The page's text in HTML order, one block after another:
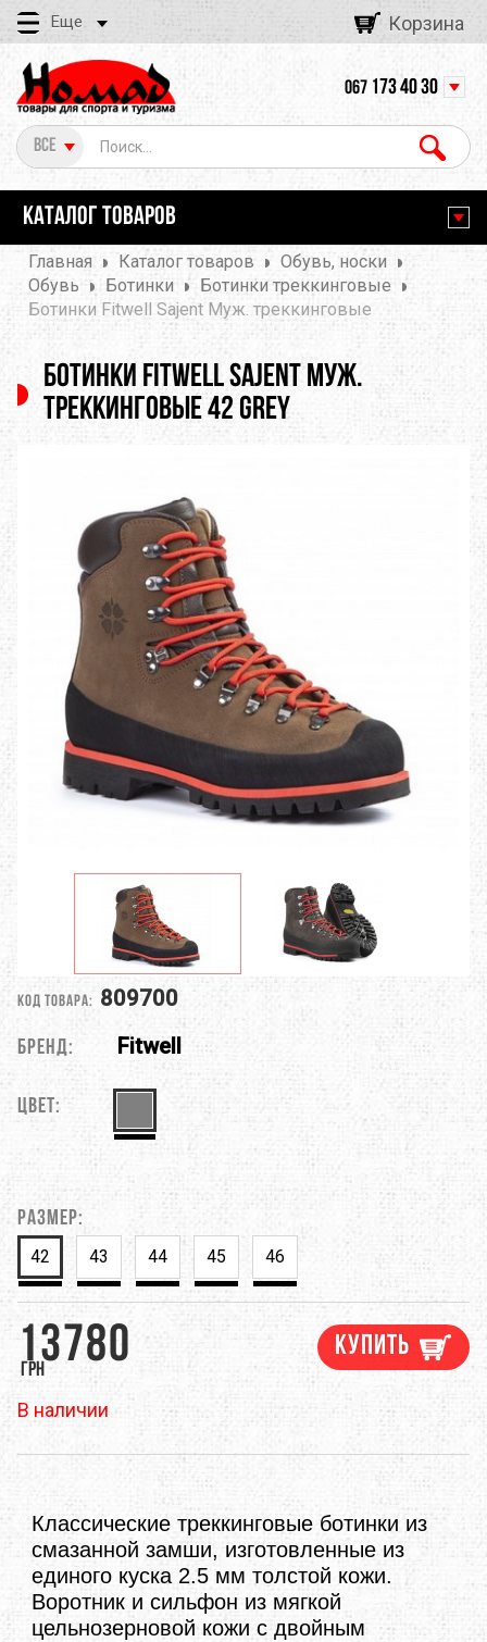
Еще Корзина
Все
067 173 40 30
КАТАЛОГ ТОВАРОВ
Главная Каталог товаров
Обувь, носки
Обувь
Ботинки
Ботинки треккинговые
Ботинки Fitwell Sajent Муж. треккинговые
Ботинки Fitwell Sajent Муж.
треккинговые 42 Grey
Код товара: 809700
Бренд: Fitwell
Цвет:
Размер:
42 43 44 45 46
13780
грн
В наличии
Купить
Классические треккинговые ботинки из
смазанной замши, изготовленные из
единого куска 2.5 мм толстой кожи.
Воротник и сильфон из мягкой
цельнозерновой кожи с двойным